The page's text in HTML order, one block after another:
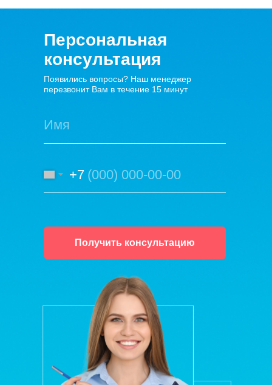
Персональная
консультация
Появились вопросы? Наш менеджер
перезвонит Вам в течение 15 минут
+7
Получить консультацию